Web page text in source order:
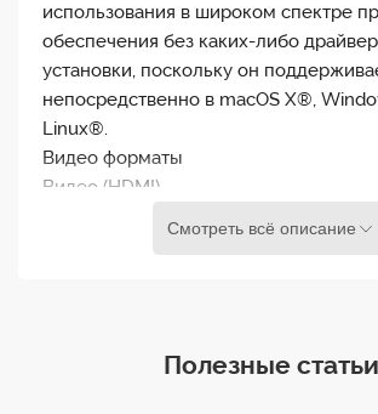
использования в широком спектре
обеспечения без каких-либо
установки, поскольку он
непосредственно в macOS X®,
Linux®.
Видео форматы
Видео (HDMI)
Смотреть всё описание
Полезные статьи